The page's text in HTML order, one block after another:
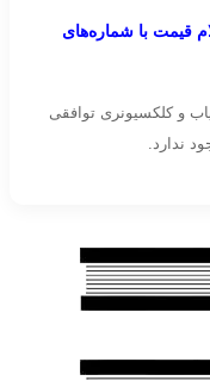
قیمت با شماره‌های
و کلکسیونری توافقی
ندارد.